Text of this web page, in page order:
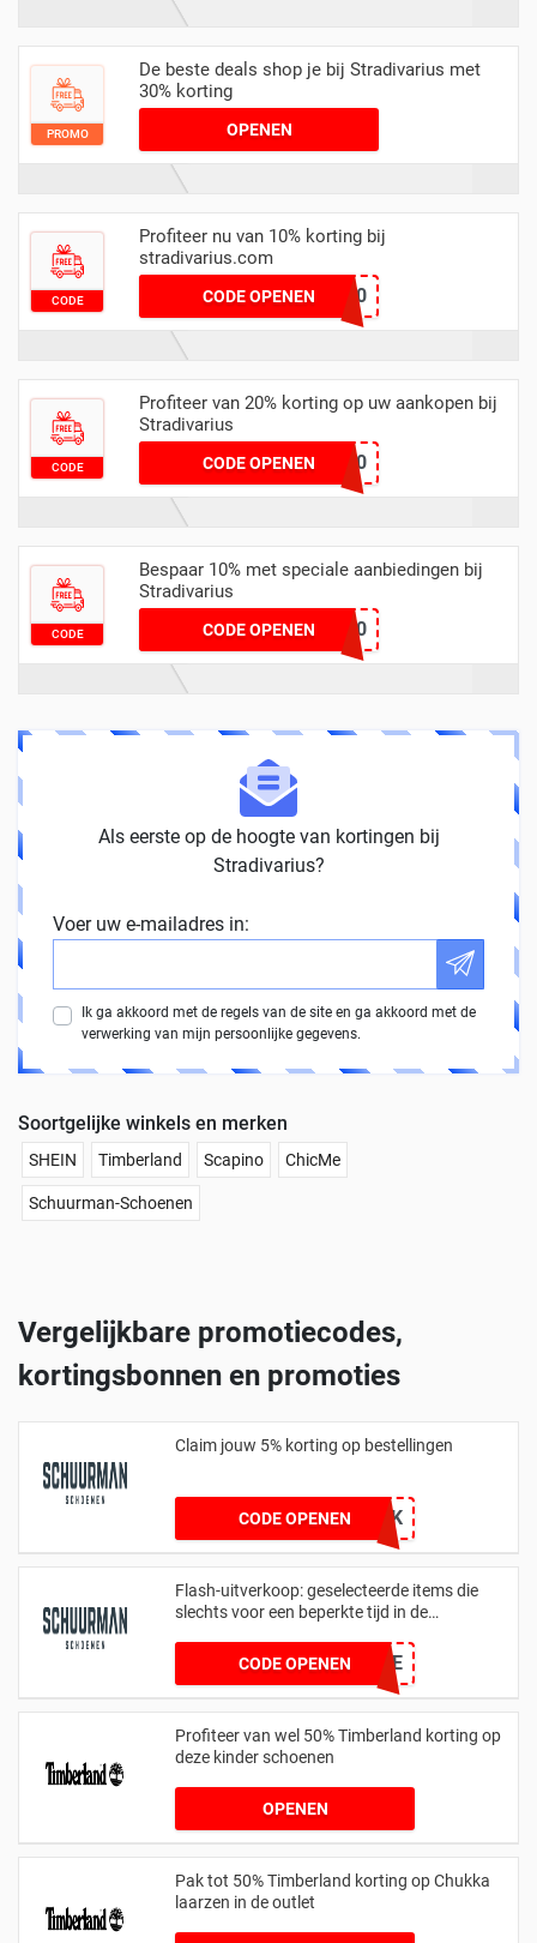
PROMO
De beste deals shop je bij Stradivarius met
30% korting
OPENEN
CODE
Profiteer nu van 10% korting bij
stradivarius.com
CODE OPENENsale10
CODE
Profiteer van 20% korting op uw aankopen bij
Stradivarius
CODE OPENENcolord20
CODE
Bespaar 10% met speciale aanbiedingen bij
Stradivarius
CODE OPENEN
THANKYOU10
Als eerste op de hoogte van kortingen bij
Stradivarius?
Voer uw e-mailadres in:
Ik ga akkoord met de regels van de site en ga akkoord met de
verwerking van mijn persoonlijke gegevens.
Soortgelijke winkels en merken
SHEIN Timberland Scapino ChicMe
Schuurman-Schoenen
Vergelijkbare promotiecodes,
kortingsbonnen en promoties
Claim jouw 5% korting op bestellingen
CODE OPENEN
23K-NQDQ3PF9PK
Flash-uitverkoop: geselecteerde items die
slechts voor een beperkte tijd in de
CODE OPENENSTTNNE
Profiteer van wel 50% Timberland korting op
deze kinder schoenen
OPENEN
Pak tot 50% Timberland korting op Chukka
laarzen in de outlet